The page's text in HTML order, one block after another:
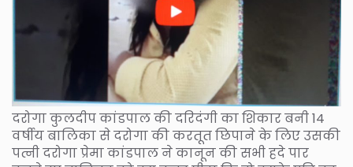
दरोगा कुलदीप कांडपाल की दरिदंगी का शिकार बनी 14
वर्षीय बालिका से दरोगा की करतूत छिपाने के लिए उसकी
पत्नी दरोगा प्रेमा कांडपाल ने कानून की सभी हदे पार